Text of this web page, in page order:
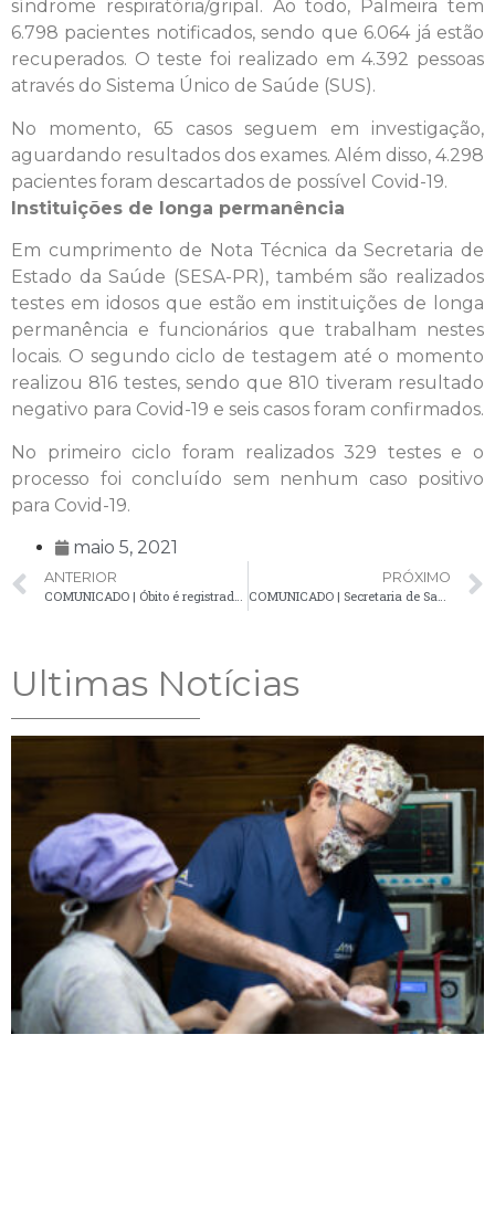
síndrome respiratória/gripal. Ao todo, Palmeira tem
6.798 pacientes notificados, sendo que 6.064 já estão
recuperados. O teste foi realizado em 4.392 pessoas
através do Sistema Único de Saúde (SUS).
No momento, 65 casos seguem em investigação,
aguardando resultados dos exames. Além disso, 4.298
pacientes foram descartados de possível Covid-19.
Instituições de longa permanência
Em cumprimento de Nota Técnica da Secretaria de
Estado da Saúde (SESA-PR), também são realizados
testes em idosos que estão em instituições de longa
permanência e funcionários que trabalham nestes
locais. O segundo ciclo de testagem até o momento
realizou 816 testes, sendo que 810 tiveram resultado
negativo para Covid-19 e seis casos foram confirmados.
No primeiro ciclo foram realizados 329 testes e o
processo foi concluído sem nenhum caso positivo
para Covid-19.
maio 5, 2021
ANTERIOR
COMUNICADO | Óbito é registrado e 38 novos casos são confirmados em atualização do boletim da Covid-19
PRÓXIMO
COMUNICADO | Secretaria de Saúde confirma 21 novos casos de Covid-19 em Palmeira
Ultimas Notícias